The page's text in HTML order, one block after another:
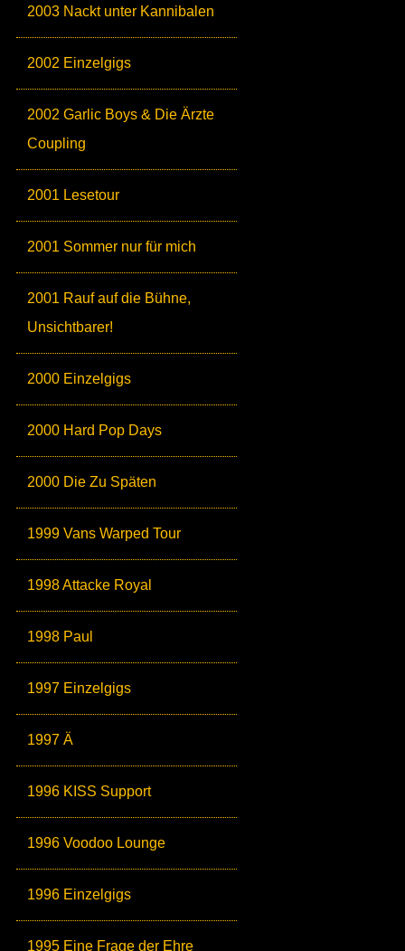
2003 Nackt unter Kannibalen
2002 Einzelgigs
2002 Garlic Boys & Die Ärzte
Coupling
2001 Lesetour
2001 Sommer nur für mich
2001 Rauf auf die Bühne,
Unsichtbarer!
2000 Einzelgigs
2000 Hard Pop Days
2000 Die Zu Späten
1999 Vans Warped Tour
1998 Attacke Royal
1998 Paul
1997 Einzelgigs
1997 Ä
1996 KISS Support
1996 Voodoo Lounge
1996 Einzelgigs
1995 Eine Frage der Ehre